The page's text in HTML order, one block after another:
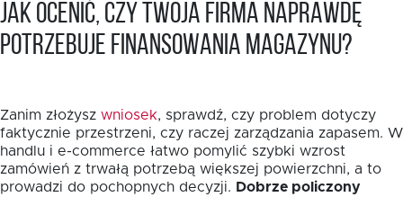
Jak ocenić, czy Twoja firma naprawdę
potrzebuje finansowania magazynu?
Zanim złożysz wniosek, sprawdź, czy problem dotyczy
faktycznie przestrzeni, czy raczej zarządzania zapasem. W
handlu i e-commerce łatwo pomylić szybki wzrost
zamówień z trwałą potrzebą większej powierzchni, a to
prowadzi do pochopnych decyzji. Dobrze policzony